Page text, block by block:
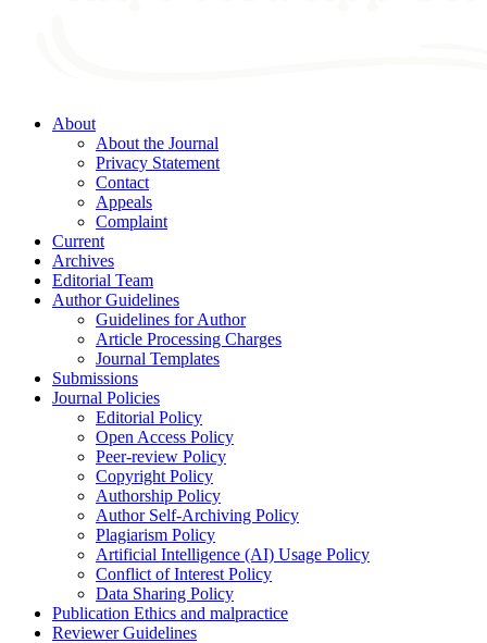
About
About the Journal
Privacy Statement
Contact
Appeals
Complaint
Current
Archives
Editorial Team
Author Guidelines
Guidelines for Author
Article Processing Charges
Journal Templates
Submissions
Journal Policies
Editorial Policy
Open Access Policy
Peer-review Policy
Copyright Policy
Authorship Policy
Author Self-Archiving Policy
Plagiarism Policy
Artificial Intelligence (AI) Usage Policy
Conflict of Interest Policy
Data Sharing Policy
Publication Ethics and malpractice
Reviewer Guidelines